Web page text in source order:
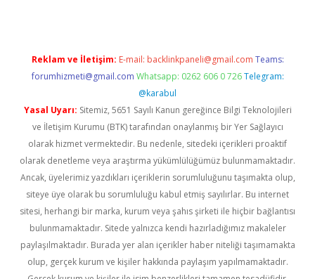
Reklam ve İletişim: E-mail: backlinkpaneli@gmail.com Teams:
forumhizmeti@gmail.com Whatsapp: 0262 606 0 726 Telegram:
@karabul
Yasal Uyarı: Sitemiz, 5651 Sayılı Kanun gereğince Bilgi Teknolojileri
ve İletişim Kurumu (BTK) tarafından onaylanmış bir Yer Sağlayıcı
olarak hizmet vermektedir. Bu nedenle, sitedeki içerikleri proaktif
olarak denetleme veya araştırma yükümlülüğümüz bulunmamaktadır.
Ancak, üyelerimiz yazdıkları içeriklerin sorumluluğunu taşımakta olup,
siteye üye olarak bu sorumluluğu kabul etmiş sayılırlar. Bu internet
sitesi, herhangi bir marka, kurum veya şahıs şirketi ile hiçbir bağlantısı
bulunmamaktadır. Sitede yalnızca kendi hazırladığımız makaleler
paylaşılmaktadır. Burada yer alan içerikler haber niteliği taşımamakta
olup, gerçek kurum ve kişiler hakkında paylaşım yapılmamaktadır.